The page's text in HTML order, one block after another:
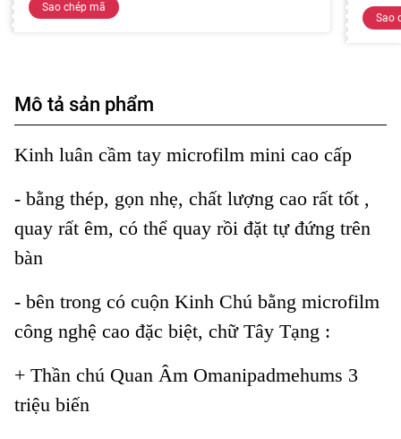
Sao chép mã
Sao
Mô tả sản phẩm
Kinh luân cầm tay microfilm mini cao cấp
- bằng thép, gọn nhẹ, chất lượng cao rất tốt ,
quay rất êm, có thể quay rồi đặt tự đứng trên
bàn
- bên trong có cuộn Kinh Chú bằng microfilm
công nghệ cao đặc biệt, chữ Tây Tạng :
+ Thần chú Quan Âm Omanipadmehums 3
triệu biến